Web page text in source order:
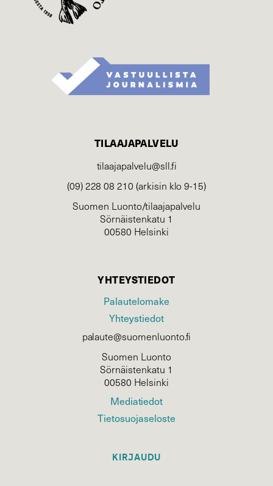
TILAAJAPALVELU
tilaajapalvelu@sll.fi
(09) 228 08 210 (arkisin klo 9-15)
Suomen Luonto/tilaajapalvelu
Sörnäistenkatu 1
00580 Helsinki
YHTEYSTIEDOT
Palautelomake
Yhteystiedot
palaute@suomenluonto.fi
Suomen Luonto
Sörnäistenkatu 1
00580 Helsinki
Mediatiedot
Tietosuojaseloste
KIRJAUDU